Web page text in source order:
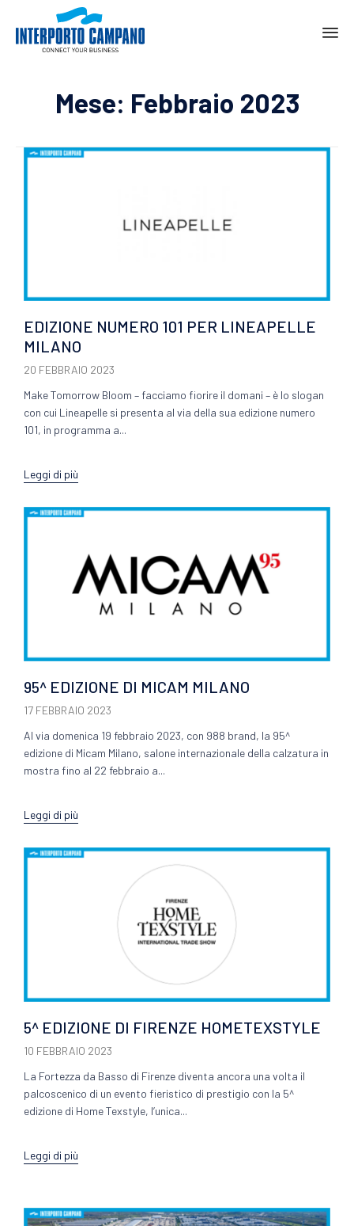
Mese: Febbraio 2023
EDIZIONE NUMERO 101 PER LINEAPELLE
MILANO
20 FEBBRAIO 2023
Make Tomorrow Bloom – facciamo fiorire il domani – è lo slogan
con cui Lineapelle si presenta al via della sua edizione numero
101, in programma a...
Leggi di più
95^ EDIZIONE DI MICAM MILANO
17 FEBBRAIO 2023
Al via domenica 19 febbraio 2023, con 988 brand, la 95^
edizione di Micam Milano, salone internazionale della calzatura in
mostra fino al 22 febbraio a...
Leggi di più
5^ EDIZIONE DI FIRENZE HOMETEXSTYLE
10 FEBBRAIO 2023
La Fortezza da Basso di Firenze diventa ancora una volta il
palcoscenico di un evento fieristico di prestigio con la 5^
edizione di Home Texstyle, l’unica...
Leggi di più